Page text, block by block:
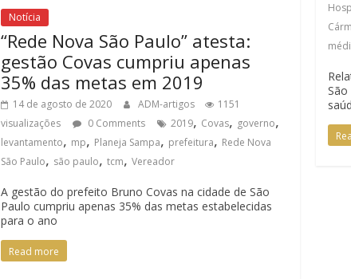
Notícia
“Rede Nova São Paulo” atesta:
gestão Covas cumpriu apenas
35% das metas em 2019
14 de agosto de 2020 ADM-artigos
1151
visualizações
0 Comments 2019, Covas, governo,
levantamento, mp, Planeja Sampa, prefeitura, Rede Nova
São Paulo, são paulo, tcm, Vereador
A gestão do prefeito Bruno Covas na cidade de São
Paulo cumpriu apenas 35% das metas estabelecidas
para o ano
Read more